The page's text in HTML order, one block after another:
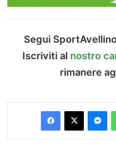
Segui
Iscriviti al nostro
rimanere
Facebook
X